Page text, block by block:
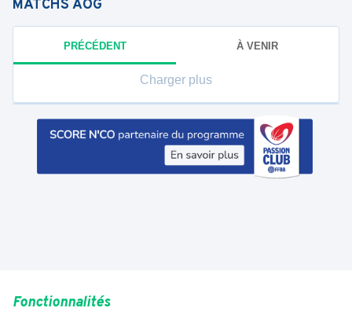
MATCHS AOG
PRÉCÉDENT À VENIR
Charger plus
Fonctionnalités